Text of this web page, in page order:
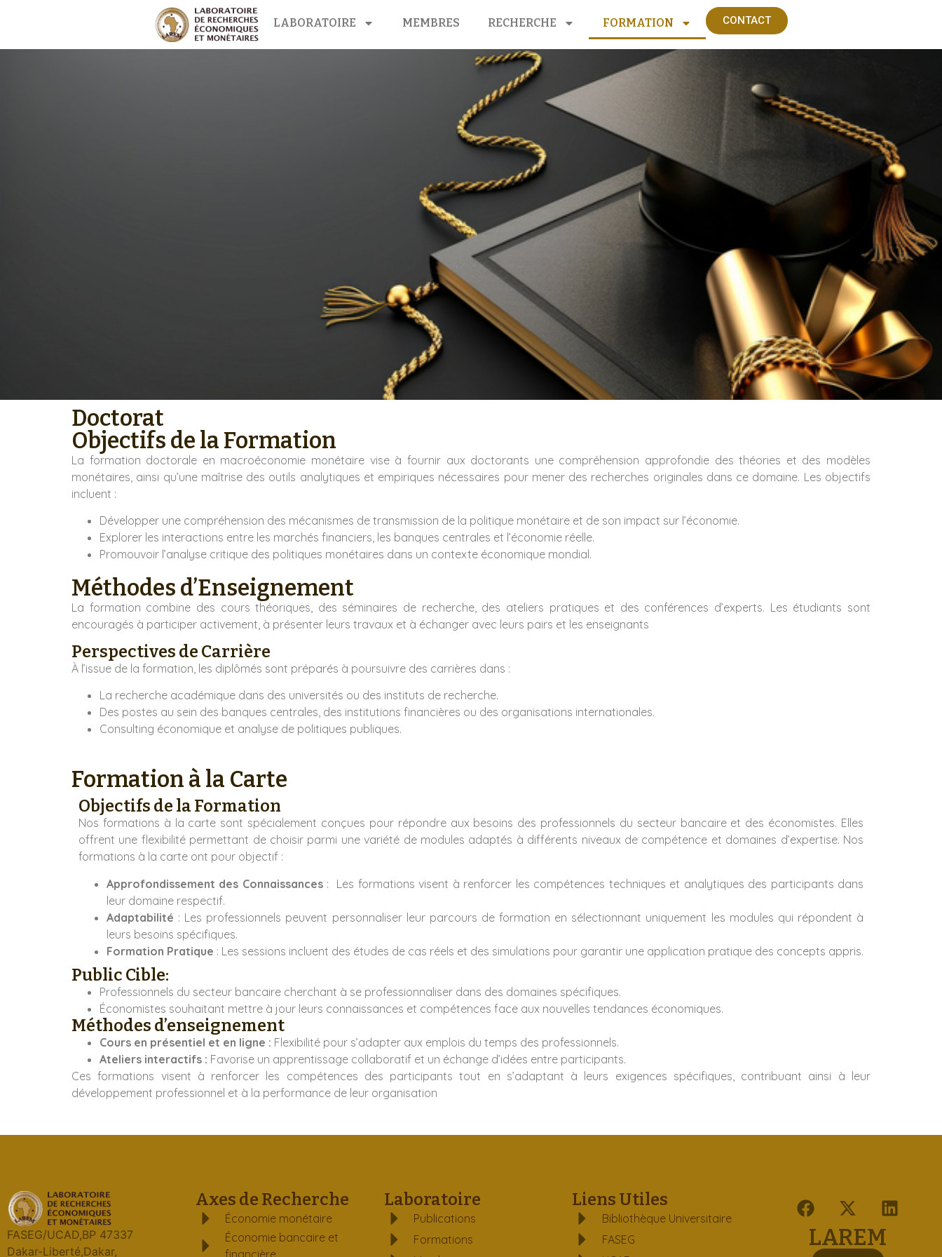
LABORATOIRE MEMBRES RECHERCHE FORMATION CONTACT
Doctorat
Objectifs de la Formation
La formation doctorale en macroéconomie monétaire vise à fournir aux doctorants une compréhension approfondie des théories et des modèles
monétaires, ainsi qu’une maîtrise des outils analytiques et empiriques nécessaires pour mener des recherches originales dans ce domaine. Les objectifs
incluent :
Développer une compréhension des mécanismes de transmission de la politique monétaire et de son impact sur l’économie.
Explorer les interactions entre les marchés financiers, les banques centrales et l’économie réelle.
Promouvoir l’analyse critique des politiques monétaires dans un contexte économique mondial.
Méthodes d’Enseignement
La formation combine des cours théoriques, des séminaires de recherche, des ateliers pratiques et des conférences d’experts. Les étudiants sont
encouragés à participer activement, à présenter leurs travaux et à échanger avec leurs pairs et les enseignants
Perspectives de Carrière
À l’issue de la formation, les diplômés sont préparés à poursuivre des carrières dans :
La recherche académique dans des universités ou des instituts de recherche.
Des postes au sein des banques centrales, des institutions financières ou des organisations internationales.
Consulting économique et analyse de politiques publiques.
Formation à la Carte
Objectifs de la Formation
Nos formations à la carte sont spécialement conçues pour répondre aux besoins des professionnels du secteur bancaire et des économistes. Elles
offrent une flexibilité permettant de choisir parmi une variété de modules adaptés à différents niveaux de compétence et domaines d’expertise. Nos
formations à la carte ont pour objectif :
Approfondissement des Connaissances: Les formations visent à renforcer les compétences techniques et analytiques des participants dans
leur domaine respectif.
Adaptabilité : Les professionnels peuvent personnaliser leur parcours de formation en sélectionnant uniquement les modules qui répondent à
leurs besoins spécifiques.
Formation Pratique : Les sessions incluent des études de cas réels et des simulations pour garantir une application pratique des concepts appris.
Public Cible:
Professionnels du secteur bancaire cherchant à se professionnaliser dans des domaines spécifiques.
Économistes souhaitant mettre à jour leurs connaissances et compétences face aux nouvelles tendances économiques.
Méthodes d’enseignement
Cours en présentiel et en ligne : Flexibilité pour s’adapter aux emplois du temps des professionnels.
Ateliers interactifs : Favorise un apprentissage collaboratif et un échange d’idées entre participants.
Ces formations visent à renforcer les compétences des participants tout en s’adaptant à leurs exigences spécifiques, contribuant ainsi à leur
développement professionnel et à la performance de leur organisation
FASEG/UCAD,BP 47337
Dakar-Liberté,Dakar,
Axes de Recherche
Économie monétaire
Économie bancaire et
financière
Laboratoire
Publications
Formations
Liens Utiles
Bibliothèque Universitaire
FASEG
LAREM